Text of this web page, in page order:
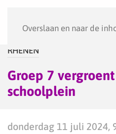
Overslaan en naar de
RHENEN
Groep 7
schoolplein
donderdag 11 juli 2024,